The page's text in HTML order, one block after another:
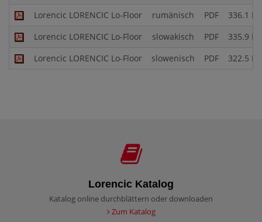
Lorencic LORENCIC Lo-Floor
rumänisch PDF
336.1 KB
Lorencic LORENCIC Lo-Floor
slowakisch PDF
335.9 KB
Lorencic LORENCIC Lo-Floor
slowenisch PDF 322.5 KB
Lorencic Katalog
Katalog online durchblättern oder downloaden
Zum Katalog